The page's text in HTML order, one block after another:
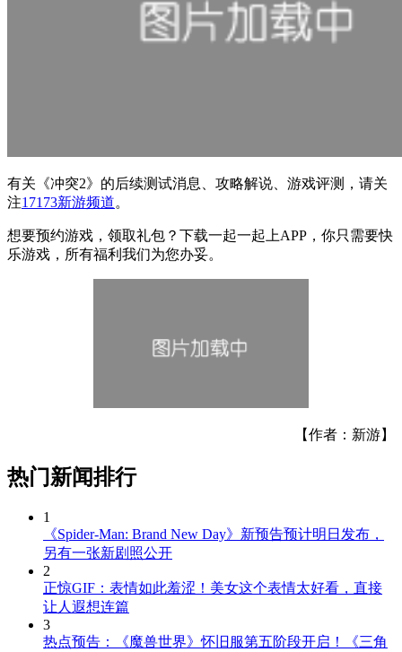
有关 《冲突2》 的后续测试消息、攻略解说、游戏评测，请关
注17173新游频道。
想要预约游戏，领取礼包？下载一起一起上APP，你只需要快
乐游戏，所有福利我们为您办妥。
【作者：新游】
热门新闻排行
1
《Spider-Man: Brand New Day》新预告预计明日发布，
另有一张新剧照公开
2
正惊GIF：表情如此羞涩！美女这个表情太好看，直接
让人遐想连篇
3
热点预告：《魔兽世界》怀旧服第五阶段开启！《三角